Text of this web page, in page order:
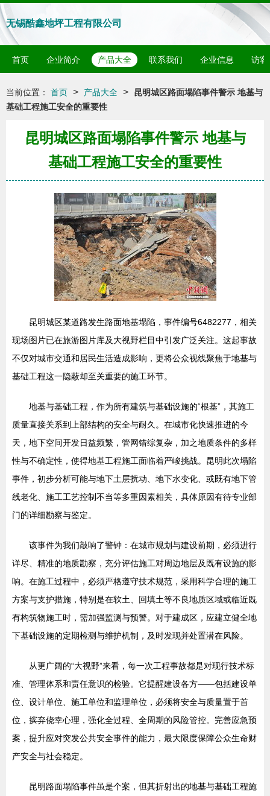
无锡酷鑫地坪工程有限公司
首页 企业简介 产品大全 联系我们 企业信息 访客
当前位置： 首页 > 产品大全 >
昆明城区路面塌陷事件警示 地基与
基础工程施工安全的重要性
昆明城区路面塌陷事件警示 地基与
基础工程施工安全的重要性
昆明城区某道路发生路面地基塌陷，事件编号6482277，相关
现场图片已在旅游图片库及大视野栏目中引发广泛关注。这起事故
不仅对城市交通和居民生活造成影响，更将公众视线聚焦于地基与
基础工程这一隐蔽却至关重要的施工环节。
地基与基础工程，作为所有建筑与基础设施的“根基”，其施工
质量直接关系到上部结构的安全与耐久。在城市化快速推进的今
天，地下空间开发日益频繁，管网错综复杂，加之地质条件的多样
性与不确定性，使得地基工程施工面临着严峻挑战。昆明此次塌陷
事件，初步分析可能与地下土层扰动、地下水变化、或既有地下管
线老化、施工工艺控制不当等多重因素相关，具体原因有待专业部
门的详细勘察与鉴定。
该事件为我们敲响了警钟：在城市规划与建设前期，必须进行
详尽、精准的地质勘察，充分评估施工对周边地层及既有设施的影
响。在施工过程中，必须严格遵守技术规范，采用科学合理的施工
方案与支护措施，特别是在软土、回填土等不良地质区域或临近既
有构筑物施工时，需加强监测与预警。对于建成区，应建立健全地
下基础设施的定期检测与维护机制，及时发现并处置潜在风险。
从更广阔的“大视野”来看，每一次工程事故都是对现行技术标
准、管理体系和责任意识的检验。它提醒建设各方——包括建设单
位、设计单位、施工单位和监理单位，必须将安全与质量置于首
位，摈弃侥幸心理，强化全过程、全周期的风险管控。完善应急预
案，提升应对突发公共安全事件的能力，最大限度保障公众生命财
产安全与社会稳定。
昆明路面塌陷事件虽是个案，但其折射出的地基与基础工程施